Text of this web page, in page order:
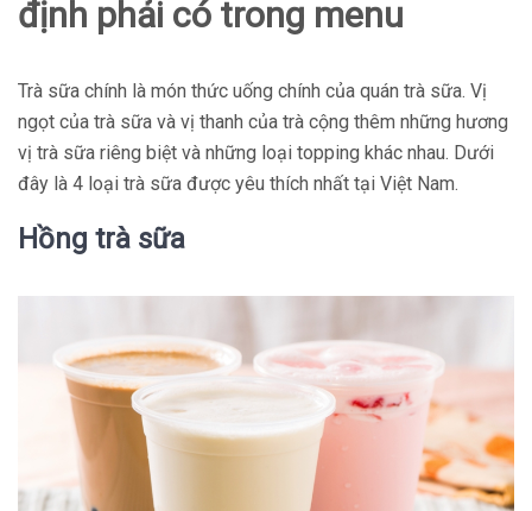
định phải có trong menu
Trà sữa chính là món thức uống chính của quán trà sữa. Vị
ngọt của trà sữa và vị thanh của trà cộng thêm những hương
vị trà sữa riêng biệt và những loại topping khác nhau. Dưới
đây là 4 loại trà sữa được yêu thích nhất tại Việt Nam.
Hồng trà sữa